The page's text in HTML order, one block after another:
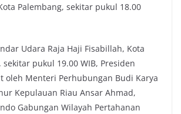
Palembang, sekitar pukul 18.00
Udara Raja Haji Fisabillah, Kota
pukul 19.00 WIB, Presiden
oleh Menteri Perhubungan Budi Karya
Kepulauan Riau Ansar Ahmad,
Gabungan Wilayah Pertahanan